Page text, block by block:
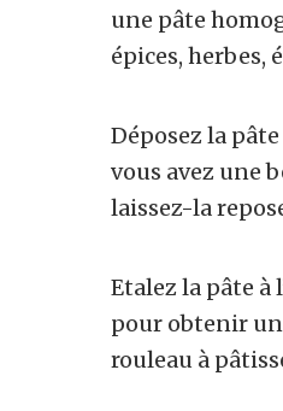
une pâte
épices, herbes,
Déposez la
vous avez une
laissez-la
Etalez la pâte à
pour obtenir
rouleau à